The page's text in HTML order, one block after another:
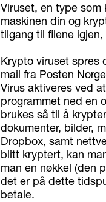
Viruset, en type som
maskinen din og
tilgang til filene
Krypto viruset spres
mail fra Posten
Virus aktiveres ved
programmet ned en
brukes så til å
dokumenter, bilder,
Dropbox, samt
blitt kryptert, kan
man en nøkkel (den
det er på dette
betale.